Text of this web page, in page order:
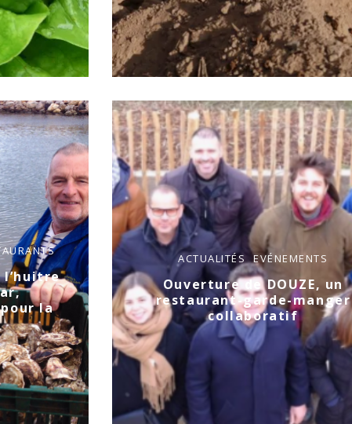
l’huitre
la
ACTUALITÉS EVÉNEMENTS
Ouverture de DOUZE, un
restaurant-garde-manger
collaboratif